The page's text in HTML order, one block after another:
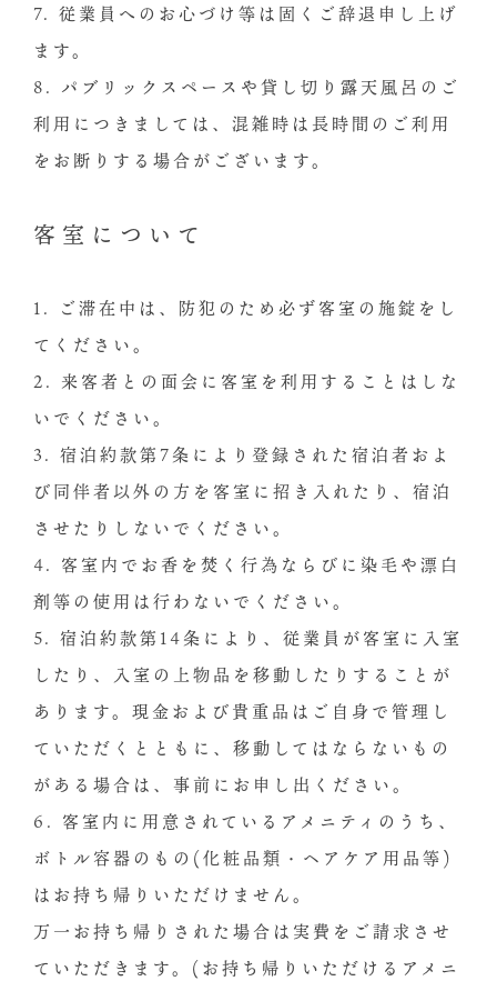
7. 従業員へのお心づけ等は固くご辞退申し上げ
ます。
8. パブリックスペースや貸し切り露天風呂のご
利用につきましては、混雑時は⻑時間のご利用
をお断りする場合がございます。
客室について
1. ご滞在中は、防犯のため必ず客室の施錠をし
てください。
2. 来客者との面会に客室を利用することはしな
いでください。
3. 宿泊約款第7条により登録された宿泊者およ
び同伴者以外の方を客室に招き入れたり、宿泊
させたりしないでください。
4. 客室内でお香を焚く行為ならびに染毛や漂白
剤等の使用は行わないでください。
5. 宿泊約款第14条により、従業員が客室に入室
したり、入室の上物品を移動したりすることが
あります。現金および貴重品はご自身で管理し
ていただくとともに、移動してはならないもの
がある場合は、事前にお申し出ください。
6. 客室内に用意されているアメニティのうち、
ボトル容器のもの(化粧品類・ヘアケア用品等)
はお持ち帰りいただけません。
万一お持ち帰りされた場合は実費をご請求させ
ていただきます。(お持ち帰りいただけるアメニ